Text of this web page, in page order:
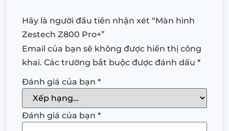
Hãy là người đầu tiên nhận xét “Màn hình
Zestech Z800 Pro+”
Email của bạn sẽ không được hiển thị công
khai. Các trường bắt buộc được đánh dấu *
Đánh giá của bạn *
Đánh giá của bạn *